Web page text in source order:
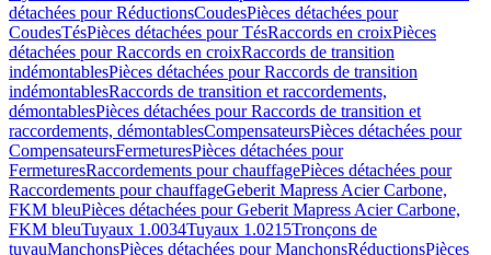
détachées pour RéductionsCoudesPièces détachées pour
CoudesTésPièces détachées pour TésRaccords en croixPièces
détachées pour Raccords en croixRaccords de transition
indémontablesPièces détachées pour Raccords de transition
indémontablesRaccords de transition et raccordements,
démontablesPièces détachées pour Raccords de transition et
raccordements, démontablesCompensateursPièces détachées pour
CompensateursFermeturesPièces détachées pour
FermeturesRaccordements pour chauffagePièces détachées pour
Raccordements pour chauffageGeberit Mapress Acier Carbone,
FKM bleuPièces détachées pour Geberit Mapress Acier Carbone,
FKM bleuTuyaux 1.0034Tuyaux 1.0215Tronçons de
tuyauManchonsPièces détachées pour ManchonsRéductionsPièces